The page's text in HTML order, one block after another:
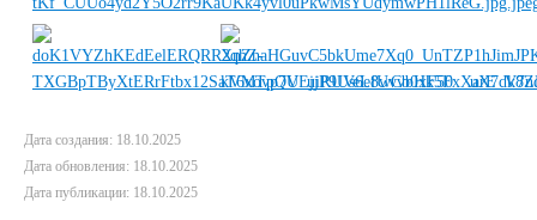
Дата создания: 18.10.2025
Дата обновления: 18.10.2025
Дата публикации: 18.10.2025